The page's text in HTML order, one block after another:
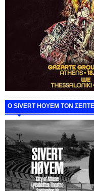
Ο SIVERT HOYEM ΤΟΝ